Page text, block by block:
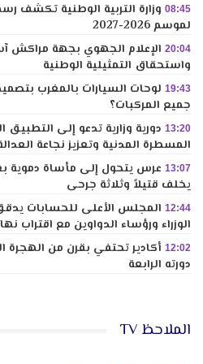
08:45 وزارة التربية الوطنية تكشف
لموسم 2026-2027
20:04 الإعلام الجهوي بجهة مراكش
واستحقاق التمثيلية الوطنية
19:43 لوحات السيارات بالمغرب
جميع المركبات؟
13:20 دورية وزارية تدعو إلى
المسطرة المدنية وتعزيز نجاعة
13:07 عرس يتحول إلى مأساة دموية
يخلف قتيلاً وثلاثة جرحى
12:44 المجلس الأعلى للحسابات
الوزراء ورؤساء الدواوين مع اقتراب
12:02
دورته الرابعة
الملاحظ TV